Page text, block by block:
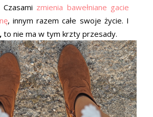
zmienia bawełniane gacie
, innym razem całe swoje życie. I
to nie ma w tym krzty przesady.